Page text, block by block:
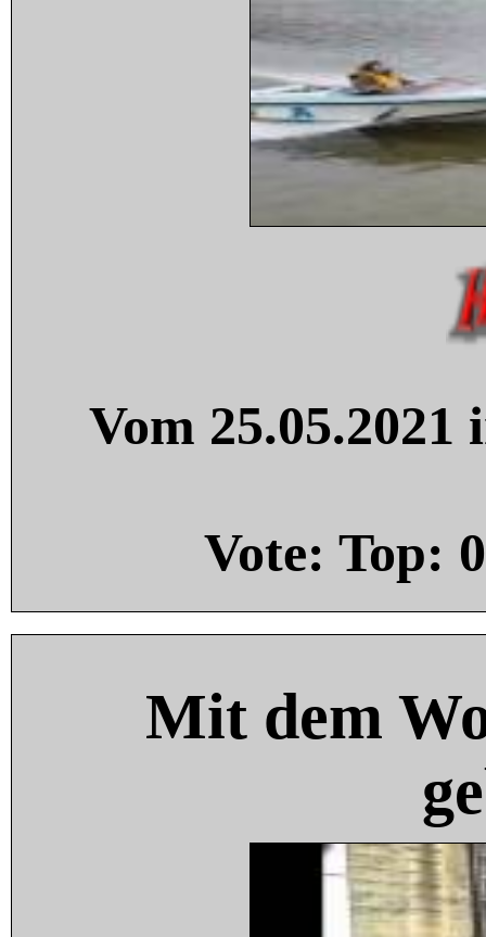
Vom
Vote: Top: 0
Mit dem